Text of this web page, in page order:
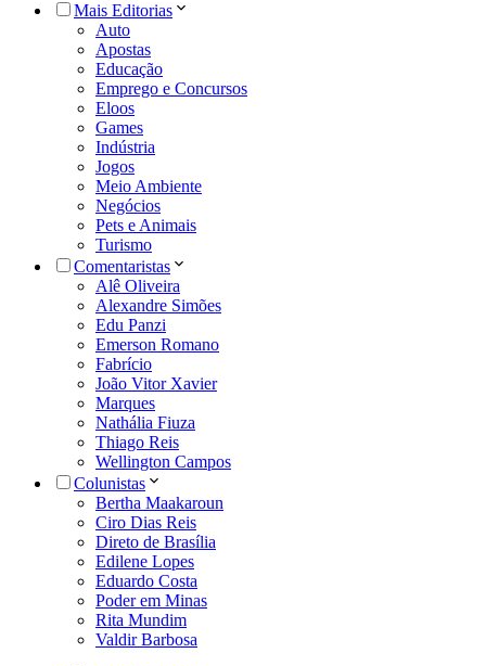
Mais Editorias
Auto
Apostas
Educação
Emprego e Concursos
Eloos
Games
Indústria
Jogos
Meio Ambiente
Negócios
Pets e Animais
Turismo
Comentaristas
Alê Oliveira
Alexandre Simões
Edu Panzi
Emerson Romano
Fabrício
João Vitor Xavier
Marques
Nathália Fiuza
Thiago Reis
Wellington Campos
Colunistas
Bertha Maakaroun
Ciro Dias Reis
Direto de Brasília
Edilene Lopes
Eduardo Costa
Poder em Minas
Rita Mundim
Valdir Barbosa